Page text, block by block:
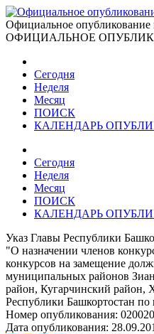
Официальное опубликование
ОФИЦИАЛЬНОЕ
Сегодня
Неделя
Месяц
ПОИСК
КАЛЕНДАРЬ
Сегодня
Неделя
Месяц
ПОИСК
КАЛЕНДАРЬ
Указ Главы Республики
"О назначении членов
конкурсов на замещение
муниципальных районов
район, Кугарчинский район,
Республики Башкортостан по
Номер опубликования:
Дата опубликования: